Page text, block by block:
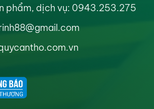
phẩm, dịch vụ: 0943.253.275